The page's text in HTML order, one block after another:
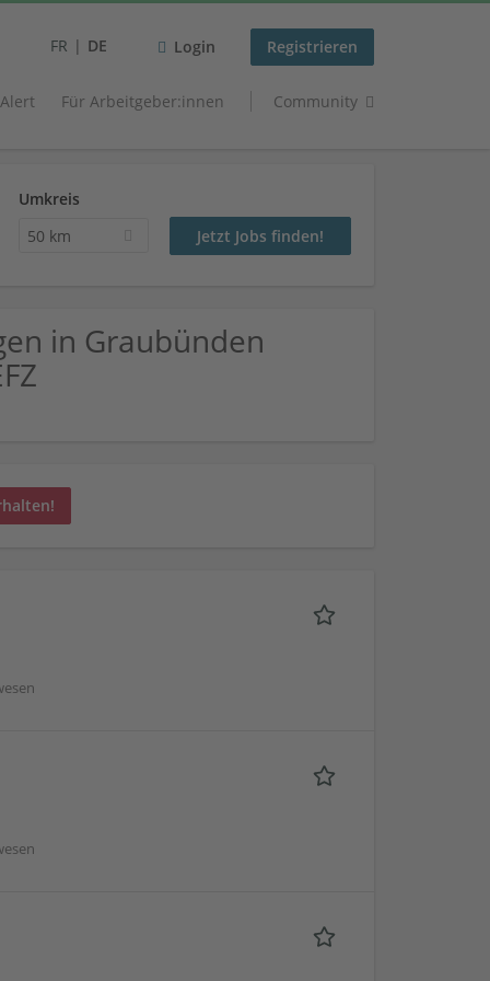
FR DE Login Registrieren
Für Arbeitgeber:innen Community
Umkreis
50 km
in Graubünden